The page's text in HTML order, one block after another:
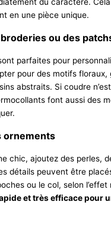
en une pièce unique.
ou des
parfaites pour
pour des motifs floraux,
abstraits. Si coudre
font aussi des
ornements
chic, ajoutez des perles,
détails peuvent être
ou le col, selon l’effet
et très efficace pour